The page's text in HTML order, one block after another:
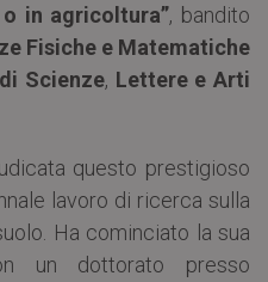
in agricoltura”, bandito
Fisiche e Matematiche
Scienze, Lettere e Arti
questo prestigioso
lavoro di ricerca sulla
Ha cominciato la sua
un dottorato presso